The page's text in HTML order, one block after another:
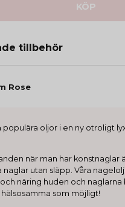
KÖP
tillbehör
Rose
populära oljor i en ny otroligt
när man har konstnaglar
utan släpp. Våra
näring huden och naglarna
som möjligt!